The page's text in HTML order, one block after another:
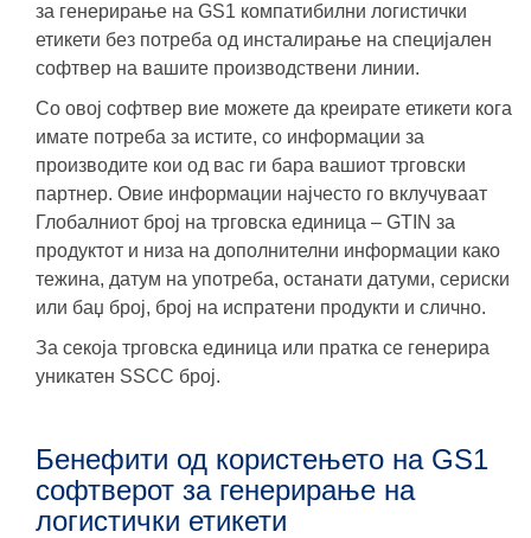
за генерирање на GS1 компатибилни логистички
етикети без потреба од инсталирање на специјален
софтвер на вашите производствени линии.
Со овој софтвер вие можете да креирате етикети кога
имате потреба за истите, со информации за
производите кои од вас ги бара вашиот трговски
партнер. Овие информации најчесто го вклучуваат
Глобалниот број на трговска единица – GTIN за
продуктот и низа на дополнителни информации како
тежина, датум на употреба, останати датуми, сериски
или баџ број, број на испратени продукти и слично.
За секоја трговска единица или пратка се генерира
уникатен SSCC број.
Бенефити од користењето на GS1
софтверот за генерирање на
логистички етикети